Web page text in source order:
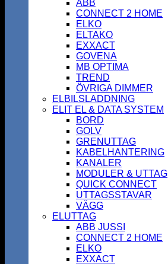
ABB
CONNECT 2 HOME
ELKO
ELTAKO
EXXACT
GOVENA
MB OPTIMA
TREND
ÖVRIGA DIMMER
ELBILSLADDNING
ELIT EL & DATA SYSTEM
BORD
GOLV
GRENUTTAG
KABELHANTERING
KANALER
MODULER & UTTAG
QUICK CONNECT
UTTAGSSTAVAR
VÄGG
ELUTTAG
ABB JUSSI
CONNECT 2 HOME
ELKO
EXXACT